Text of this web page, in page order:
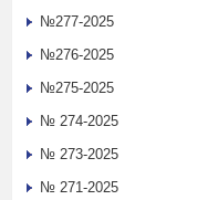
№277-2025
№276-2025
№275-2025
№ 274-2025
№ 273-2025
№ 271-2025